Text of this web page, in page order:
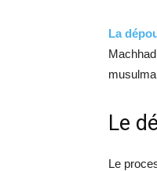
La
Le
Le